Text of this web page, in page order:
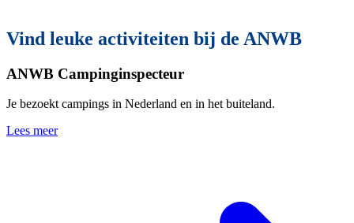
Vind leuke activiteiten bij de ANWB
ANWB Campinginspecteur
Je bezoekt campings in Nederland en in het buiteland.
Lees meer